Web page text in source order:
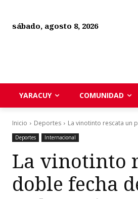
sábado, agosto 8, 2026
YARACUY COMUNIDAD
Inicio Deportes La vinotinto rescata un
Deportes Internacional
La vinotinto
doble fecha